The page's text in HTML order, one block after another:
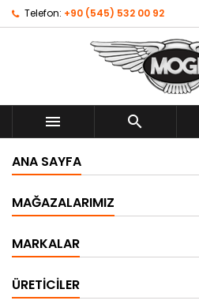
Telefon: +90 (545) 532 00 92
 
ANA SAYFA
MAĞAZALARIMIZ
MARKALAR
ÜRETICILER